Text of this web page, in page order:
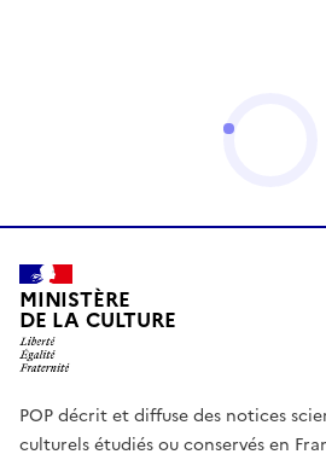
MINISTÈRE
DE LA CULTURE
POP décrit et diffuse des notices
culturels étudiés ou conservés en